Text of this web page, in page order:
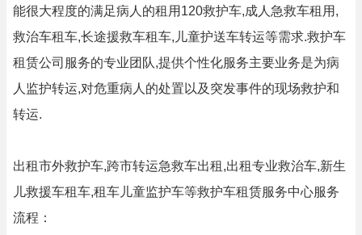
能很大程度的满足病人的租用120救护车,成人急救车租用,
救治车租车,长途援救车租车,儿童护送车转运等需求.救护车
租赁公司服务的专业团队,提供个性化服务主要业务是为病
人监护转运,对危重病人的处置以及突发事件的现场救护和
转运.
出租市外救护车,跨市转运急救车出租,出租专业救治车,新生
儿救援车租车,租车儿童监护车等救护车租赁服务中心服务
流程：